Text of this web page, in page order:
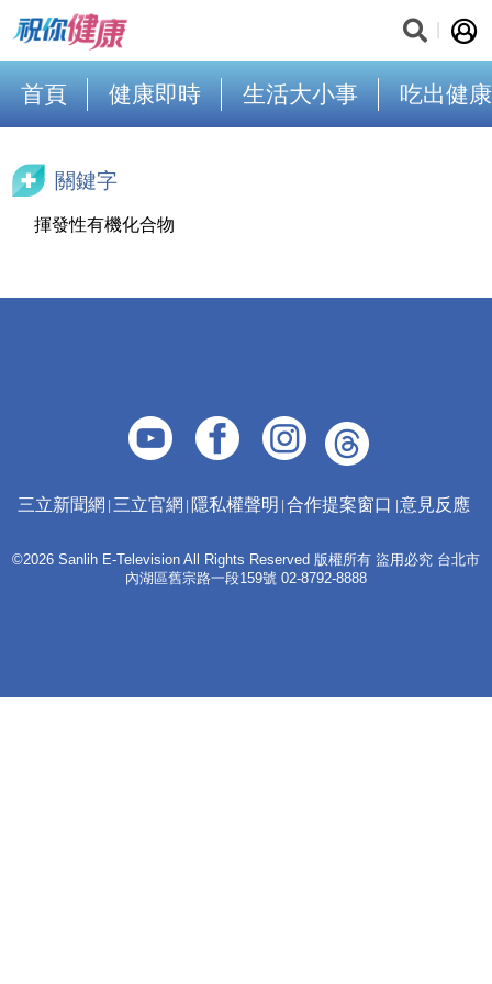
首頁 健康即時 生活大小事 吃出健康
關鍵字
揮發性有機化合物
三立新聞網 三立官網 隱私權聲明 合作提案窗口 意見反應
©2026 Sanlih E-Television All Rights Reserved 版權所有 盜用必究 台北市
內湖區舊宗路一段159號 02-8792-8888